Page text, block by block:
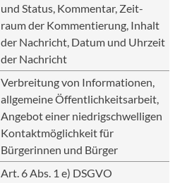
und Status, Kommentar, Zeit-
raum der Kommentierung, Inhalt
der Nachricht, Datum und Uhrzeit
der Nachricht
Verbreitung von Informationen,
allgemeine Öffentlichkeitsarbeit,
Angebot einer niedrigschwelligen
Kontaktmöglichkeit für
Bürgerinnen und Bürger
Art. 6 Abs. 1 e) DSGVO